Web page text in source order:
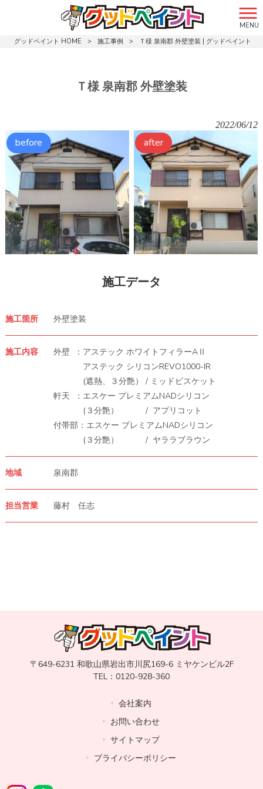
MENU
グッドペイント HOME
> 施工事例 > Ｔ様 泉南郡 外壁塗装 | グッドペイント
Ｔ様 泉南郡 外壁塗装
2022/06/12
施工データ
施工箇所 外壁塗装
施工内容
外壁 ：アステック ホワイトフィラーAⅡ
アステック シリコンREVO1000-IR
(遮熱、３分艶） / ミッドビスケット
軒天 ：エスケー プレミアムNADシリコン
(３分艶） / アプリコット
付帯部：エスケー プレミアムNADシリコン
(３分艶） / ヤララブラウン
地域 泉南郡
担当営業 藤村 任志
〒649-6231 和歌山県岩出市川尻169-6 ミヤケンビル2F
TEL：0120-928-360
会社案内
お問い合わせ
サイトマップ
プライバシーポリシー